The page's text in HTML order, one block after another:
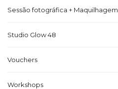
Sessão fotográfica + Maquilhagem
Studio Glow 48
Vouchers
Workshops